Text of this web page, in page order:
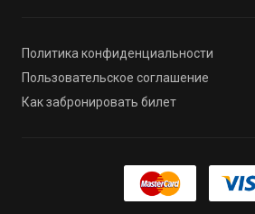
Политика конфиденциальности
Пользовательское соглашение
Как забронировать билет